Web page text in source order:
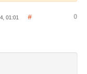
01:01 #
0